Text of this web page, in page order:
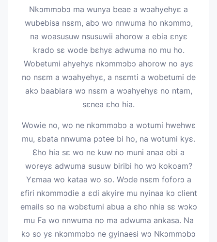
Nkɔmmɔbɔ ma wunya beae a wɔahyehyɛ a
wubebisa nsɛm, abɔ wo nnwuma ho nkɔmmɔ,
na woasusuw nsusuwii ahorow a ebia ɛnyɛ
krado sɛ wode bɛhyɛ adwuma no mu ho.
Wobetumi ahyehyɛ nkɔmmɔbɔ ahorow no ayɛ
no nsɛm a wɔahyehyɛ, a nsɛmti a wobetumi de
akɔ baabiara wɔ nsɛm a wɔahyehyɛ no ntam,
sɛnea ɛho hia.
Wowie no, wo ne nkɔmmɔbɔ a wotumi hwehwɛ
mu, ɛbata nnwuma pɔtee bi ho, na wotumi kyɛ.
Ɛho hia sɛ wo ne kuw no muni anaa obi a
woreyɛ adwuma susuw biribi ho wɔ kokoam?
Yɛmaa wo kataa wo so. Wɔde nsɛm foforɔ a
ɛfiri nkɔmmɔdie a ɛdi akyire mu nyinaa kɔ client
emails so na wɔbɛtumi abua a ɛho nhia sɛ wɔkɔ
mu Fa wo nnwuma no ma adwuma ankasa. Na
kɔ so yɛ nkɔmmɔbɔ ne gyinaesi wɔ Nkɔmmɔbɔ